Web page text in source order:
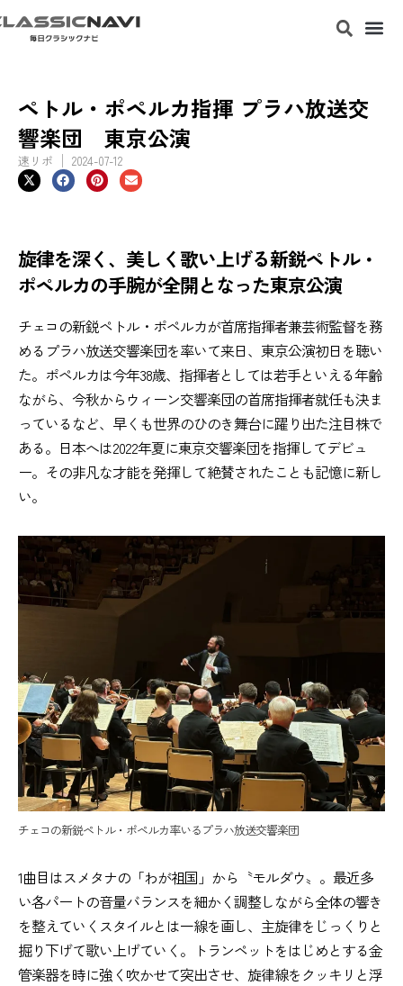
ペトル・ポペルカ指揮 プラハ放送交
響楽団 東京公演
速リポ 2024-07-12
旋律を深く、美しく歌い上げる新鋭ペトル・
ポペルカの手腕が全開となった東京公演
チェコの新鋭ペトル・ポペルカが首席指揮者兼芸術監督を務
めるプラハ放送交響楽団を率いて来日、東京公演初日を聴い
た。ポペルカは今年38歳、指揮者としては若手といえる年齢
ながら、今秋からウィーン交響楽団の首席指揮者就任も決ま
っているなど、早くも世界のひのき舞台に躍り出た注目株で
ある。日本へは2022年夏に東京交響楽団を指揮してデビュ
ー。その非凡な才能を発揮して絶賛されたことも記憶に新し
い。
チェコの新鋭ペトル・ポペルカ率いるプラハ放送交響楽団
1曲目はスメタナの「わが祖国」から〝モルダウ〟。最近多
い各パートの音量バランスを細かく調整しながら全体の響き
を整えていくスタイルとは一線を画し、主旋律をじっくりと
掘り下げて歌い上げていく。トランペットをはじめとする金
管楽器を時に強く吹かせて突出させ、旋律線をクッキリと浮